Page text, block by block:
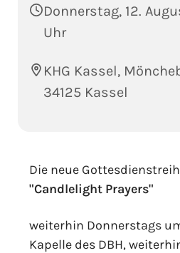
Donnerstag, 12.
Uhr
KHG Kassel,
34125 Kassel
Die neue
"Candlelight Prayers"
weiterhin Donnerstags
Kapelle des DBH,